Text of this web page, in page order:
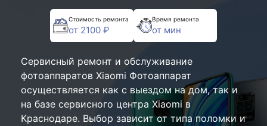
Стоимость ремонта
от 2100 ₽
Время ремонта
от мин
Сервисный ремонт и обслуживание
фотоаппаратов Xiaomi Фотоаппарат
осуществляется как с выездом на дом, так и
на базе сервисного центра Xiaomi в
Краснодаре. Выбор зависит от типа поломки и